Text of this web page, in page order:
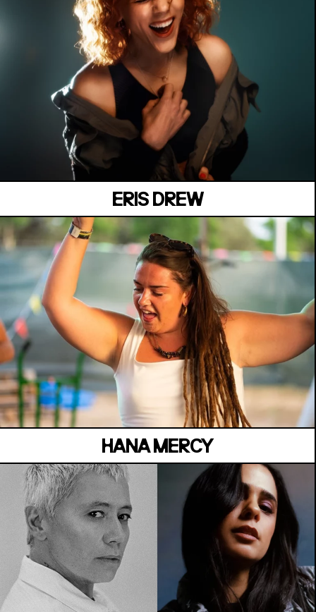
ERIS DREW
MANOIR DE KEROUAL
Samedi 04 juillet
HANA MERCY
MANOIR DE KEROUAL
Samedi 04 juillet
MANOIR DE KEROUAL